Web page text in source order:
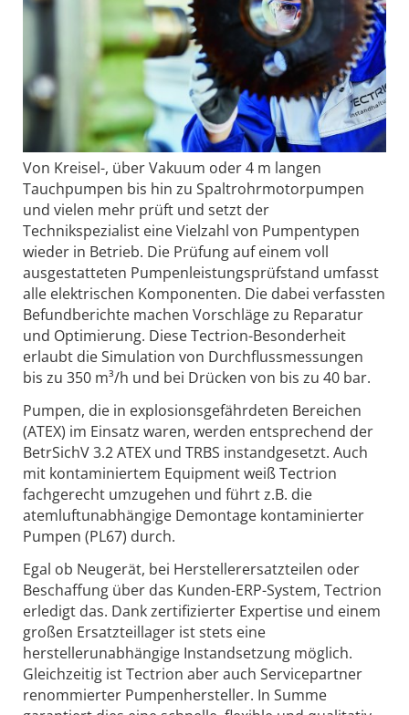
Von Kreisel-, über Vakuum oder 4 m langen
Tauchpumpen bis hin zu Spaltrohrmotorpumpen
und vielen mehr prüft und setzt der
Technikspezialist eine Vielzahl von Pumpentypen
wieder in Betrieb. Die Prüfung auf einem voll
ausgestatteten Pumpenleistungsprüfstand umfasst
alle elektrischen Komponenten. Die dabei verfassten
Befundberichte machen Vorschläge zu Reparatur
und Optimierung. Diese Tectrion-Besonderheit
erlaubt die Simulation von Durchflussmessungen
bis zu 350 m³/h und bei Drücken von bis zu 40 bar.
Pumpen, die in explosionsgefährdeten Bereichen
(ATEX) im Einsatz waren, werden entsprechend der
BetrSichV 3.2 ATEX und TRBS instandgesetzt. Auch
mit kontaminiertem Equipment weiß Tectrion
fachgerecht umzugehen und führt z.B. die
atemluftunabhängige Demontage kontaminierter
Pumpen (PL67) durch.
Egal ob Neugerät, bei Herstellerersatzteilen oder
Beschaffung über das Kunden-ERP-System, Tectrion
erledigt das. Dank zertifizierter Expertise und einem
großen Ersatzteillager ist stets eine
herstellerunabhängige Instandsetzung möglich.
Gleichzeitig ist Tectrion aber auch Servicepartner
renommierter Pumpenhersteller. In Summe